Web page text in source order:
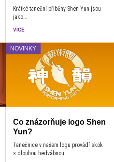
Krátké taneční příběhy Shen Yun jsou
jako...
VÍCE
NOVINKY
Co znázorňuje logo Shen
Yun?
Tanečnice v našem logu provádí skok
s dlouhou hedvábnou...